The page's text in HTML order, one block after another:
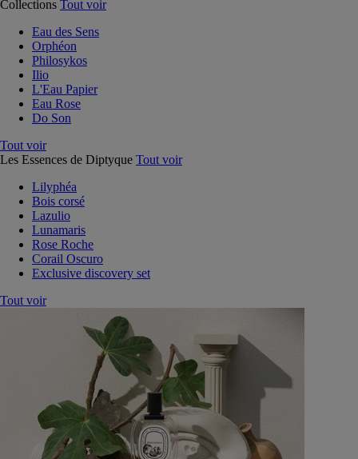
Collections Tout voir
Eau des Sens
Orphéon
Philosykos
Ilio
L'Eau Papier
Eau Rose
Do Son
Tout voir
Les Essences de Diptyque Tout voir
Lilyphéa
Bois corsé
Lazulio
Lunamaris
Rose Roche
Corail Oscuro
Exclusive discovery set
Tout voir